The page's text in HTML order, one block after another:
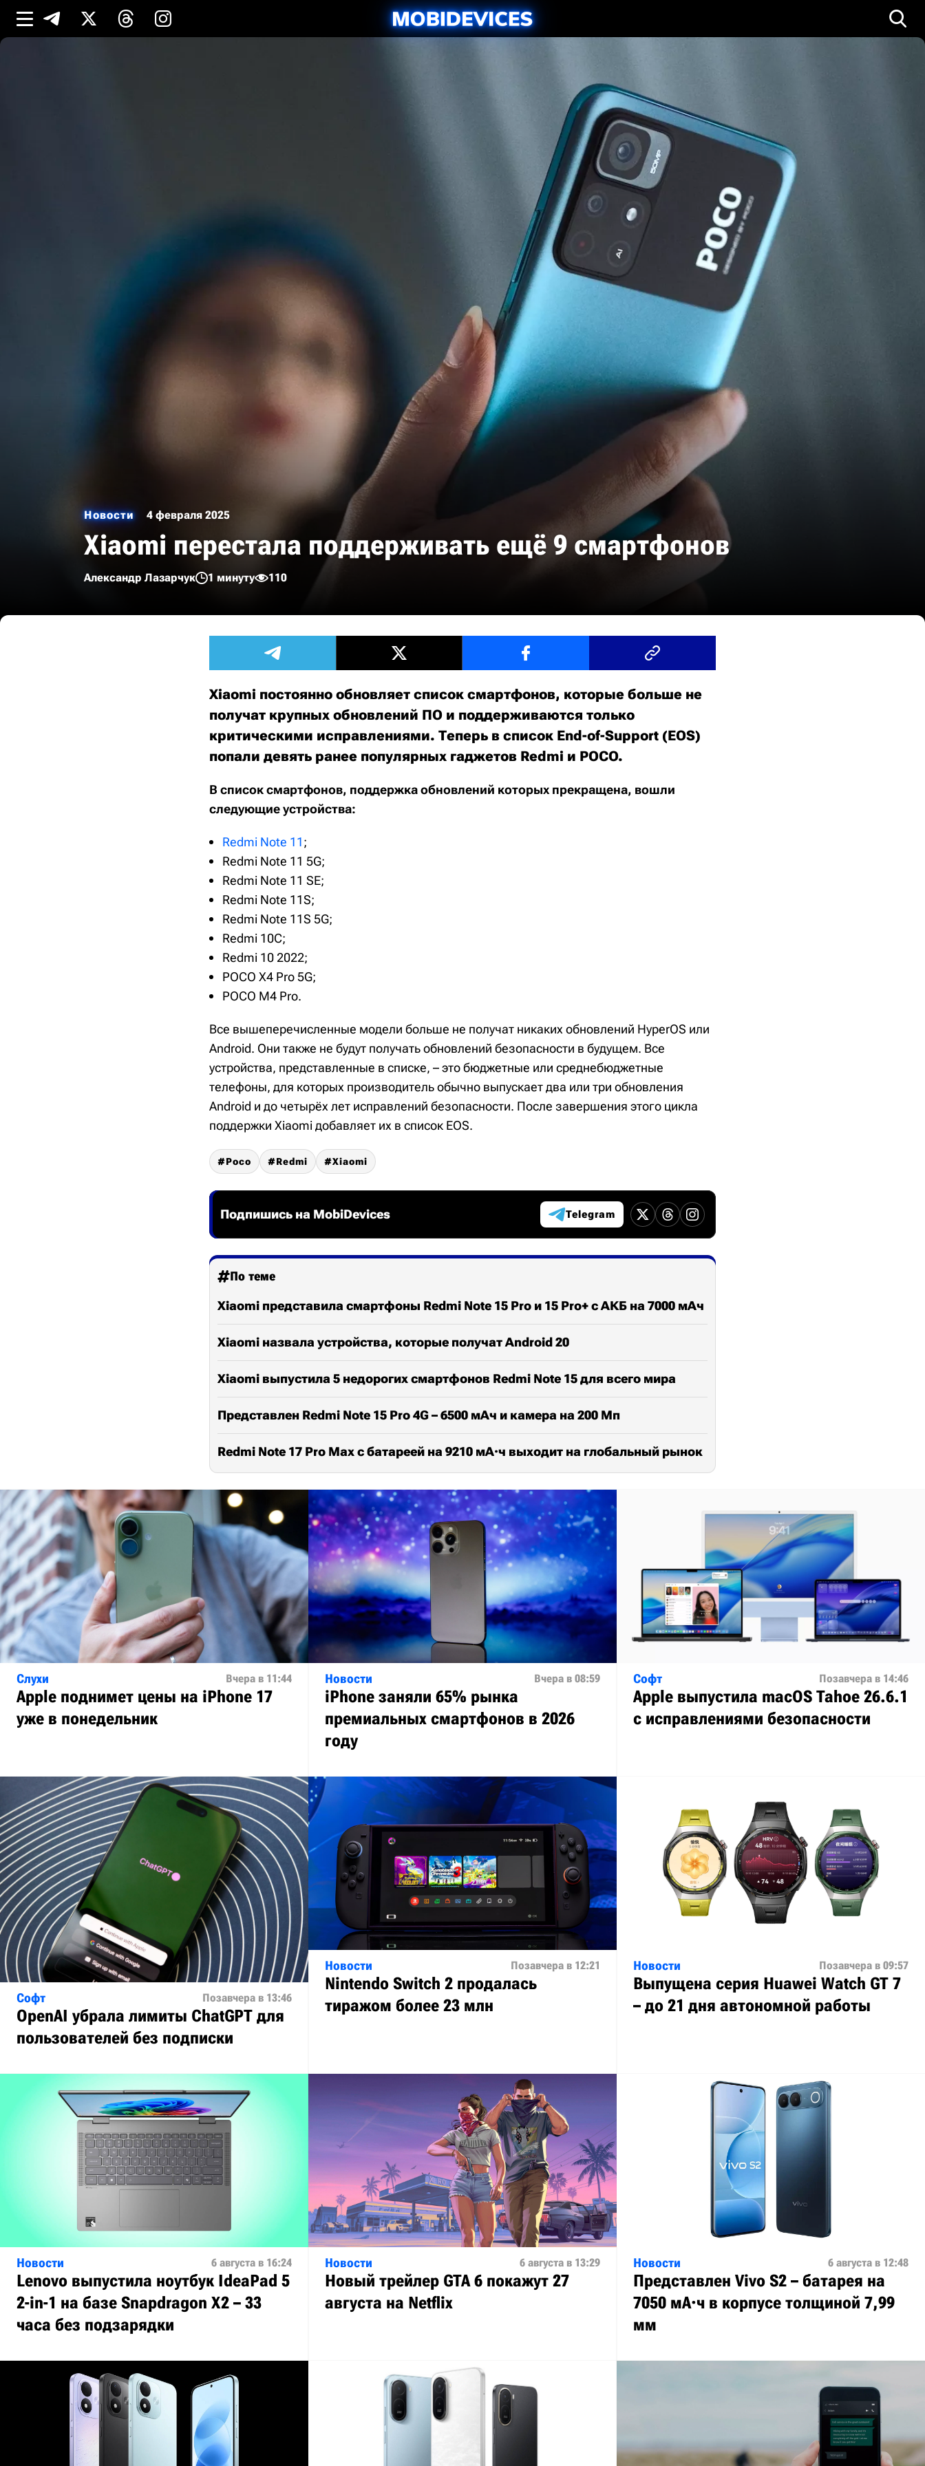
Новости 4 февраля 2025
Xiaomi перестала поддерживать ещё 9 смартфонов
Александр Лазарчук 1 минуту 110
Xiaomi постоянно обновляет список смартфонов, которые больше не
получат крупных обновлений ПО и поддерживаются только
критическими исправлениями. Теперь в список End-of-Support (EOS)
попали девять ранее популярных гаджетов Redmi и POCO.
В список смартфонов, поддержка обновлений которых прекращена, вошли
следующие устройства:
Redmi Note 11;
Redmi Note 11 5G;
Redmi Note 11 SE;
Redmi Note 11S;
Redmi Note 11S 5G;
Redmi 10C;
Redmi 10 2022;
POCO X4 Pro 5G;
POCO M4 Pro.
Все вышеперечисленные модели больше не получат никаких обновлений HyperOS или
Android. Они также не будут получать обновлений безопасности в будущем. Все
устройства, представленные в списке, – это бюджетные или среднебюджетные
телефоны, для которых производитель обычно выпускает два или три обновления
Android и до четырёх лет исправлений безопасности. После завершения этого цикла
поддержки Xiaomi добавляет их в список EOS.
Poco Redmi Xiaomi
Подпишись на MobiDevices Telegram
По теме
Xiaomi представила смартфоны Redmi Note 15 Pro и 15 Pro+ с АКБ на 7000 мАч
Xiaomi назвала устройства, которые получат Android 20
Xiaomi выпустила 5 недорогих смартфонов Redmi Note 15 для всего мира
Представлен Redmi Note 15 Pro 4G – 6500 мАч и камера на 200 Мп
Redmi Note 17 Pro Max с батареей на 9210 мА·ч выходит на глобальный рынок
Слухи Вчера в 11:44
Apple поднимет цены на iPhone 17
уже в понедельник
Новости Вчера в 08:59
iPhone заняли 65% рынка
премиальных смартфонов в 2026
году
Софт Позавчера в 14:46
Apple выпустила macOS Tahoe 26.6.1
с исправлениями безопасности
Софт Позавчера в 13:46
OpenAI убрала лимиты ChatGPT для
пользователей без подписки
Новости Позавчера в 12:21
Nintendo Switch 2 продалась
тиражом более 23 млн
Новости Позавчера в 09:57
Выпущена серия Huawei Watch GT 7
– до 21 дня автономной работы
Новости 6 августа в 16:24
Lenovo выпустила ноутбук IdeaPad 5
2-in-1 на базе Snapdragon X2 – 33
часа без подзарядки
Новости 6 августа в 13:29
Новый трейлер GTA 6 покажут 27
августа на Netflix
Новости 6 августа в 12:48
Представлен Vivo S2 – батарея на
7050 мА·ч в корпусе толщиной 7,99
мм